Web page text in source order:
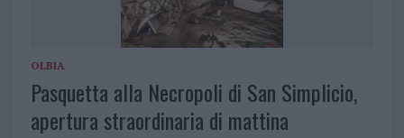
OLBIA
Pasquetta alla Necropoli di San Simplicio,
apertura straordinaria di mattina